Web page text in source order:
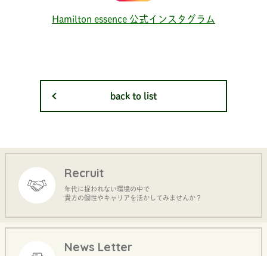
Hamilton essence 公式インスタグラム
back to list
Recruit
年代に捉われない環境の中で
貴方の個性やキャリアを活かしてみませんか？
News Letter